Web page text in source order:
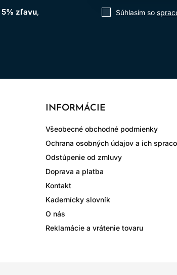
5% zľavu,
Súhlasím so
INFORMÁCIE
Všeobecné obchodné podmienky
Ochrana osobných údajov a ich
Odstúpenie od zmluvy
Doprava a platba
Kontakt
Kadernícky slovník
O nás
Reklamácie a vrátenie tovaru